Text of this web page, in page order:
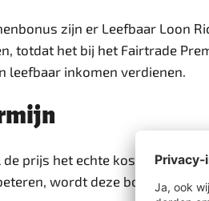
zijn er Leefbaar Loon
totdat het bij het Fairtrade
leefbaar inkomen verdienen.
prijs het echte kostenplaatje
wordt deze bonus